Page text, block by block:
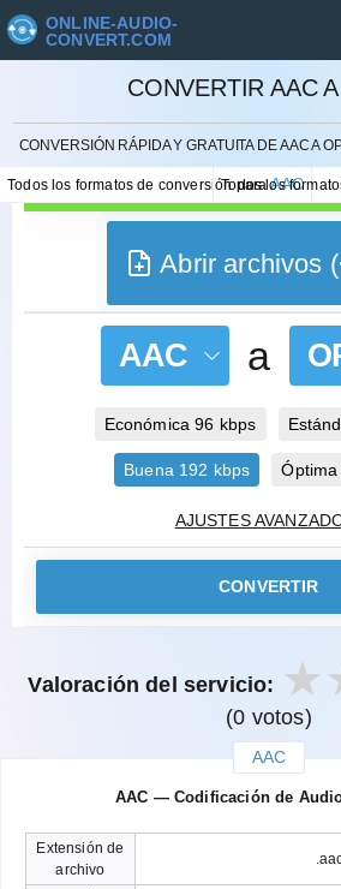
ONLINE-AUDIO-
CONVERT.COM
CONVERTIR AAC
CONVERSIÓN RÁPIDA Y GRATUITA DE AAC A
Todos los formatos de conversión paraAAC
Todos los
CANCELAR
Abrir archivos
AAC a
Económica 96 kbps
Buena 192 kbps
AJUSTES
CONVERTIR
Valoración del servicio:
(0 votos)
AAC
AAC — Codificación de
Extensión de
archivo